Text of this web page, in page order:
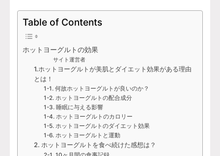
Table of Contents
ホットヨーグルトの効果
サイト運営者
1.ホットヨーグルトが美肌とダイエット効果がある理由
とは！
1-1. 何故ホットヨーグルトが良いのか？
1-2. ホットヨーグルトの配合成分
1-3. 睡眠に与える影響
1-4. ホットヨーグルトのカロリー
1-5. ホットヨーグルトのダイエット効果
1-6. ホットヨーグルトと運動
2. ホットヨーグルトを食べ続けた感想は？